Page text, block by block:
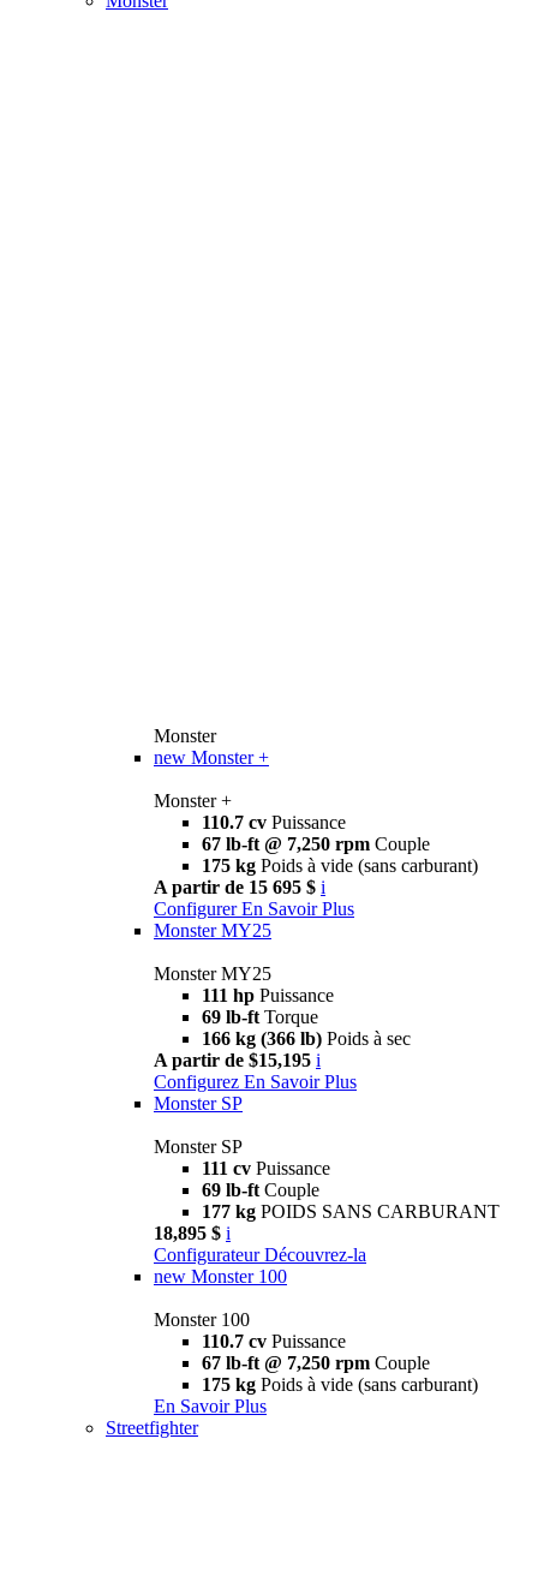
Monster
new Monster +
Monster +
110.7 cv Puissance
67 lb-ft @ 7,250 rpm Couple
175 kg Poids à vide (sans carburant)
A partir de 15 695 $ i
Configurer En Savoir Plus
Monster MY25
Monster MY25
111 hp Puissance
69 lb-ft Torque
166 kg (366 lb) Poids à sec
A partir de $15,195 i
Configurez En Savoir Plus
Monster SP
Monster SP
111 cv Puissance
69 lb-ft Couple
177 kg POIDS SANS CARBURANT
18,895 $ i
Configurateur Découvrez-la
new Monster 100
Monster 100
110.7 cv Puissance
67 lb-ft @ 7,250 rpm Couple
175 kg Poids à vide (sans carburant)
En Savoir Plus
Streetfighter